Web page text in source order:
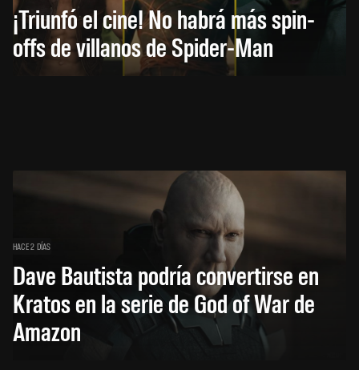
¡Triunfó el cine! No habrá más spin-
offs de villanos de Spider-Man
HACE 2 DÍAS
Dave Bautista podría convertirse en
Kratos en la serie de God of War de
Amazon